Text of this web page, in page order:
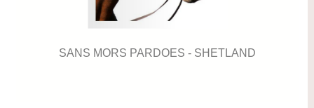
SANS MORS PARDOES - SHETLAND